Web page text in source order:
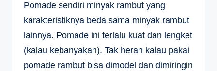
Pomade sendiri minyak rambut yang
karakteristiknya beda sama minyak rambut
lainnya. Pomade ini terlalu kuat dan lengket
(kalau kebanyakan). Tak heran kalau pakai
pomade rambut bisa dimodel dan dimiringin